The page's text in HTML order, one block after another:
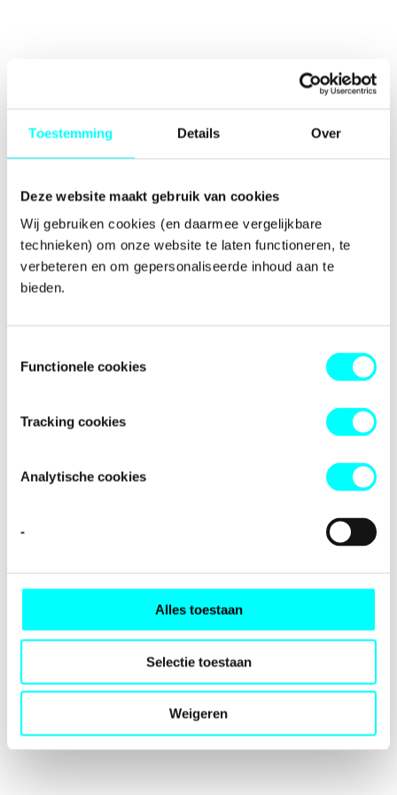
Toestemming Details Over
Deze website maakt gebruik van cookies
Wij gebruiken cookies (en daarmee vergelijkbare
technieken) om onze website te laten functioneren, te
verbeteren en om gepersonaliseerde inhoud aan te
bieden.
Functionele cookies
Tracking cookies
Analytische cookies
-
Alles toestaan
Selectie toestaan
Weigeren
-side exception has occurred while
browser consolefor